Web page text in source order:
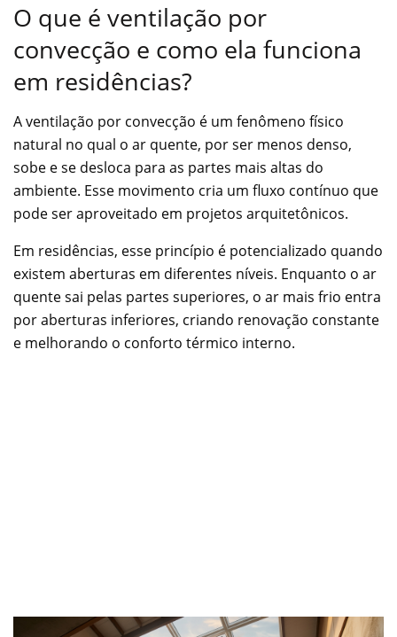
O que é ventilação por
convecção e como ela funciona
em residências?
A ventilação por convecção é um fenômeno físico
natural no qual o ar quente, por ser menos denso,
sobe e se desloca para as partes mais altas do
ambiente. Esse movimento cria um fluxo contínuo que
pode ser aproveitado em projetos arquitetônicos.
Em residências, esse princípio é potencializado quando
existem aberturas em diferentes níveis. Enquanto o ar
quente sai pelas partes superiores, o ar mais frio entra
por aberturas inferiores, criando renovação constante
e melhorando o conforto térmico interno.